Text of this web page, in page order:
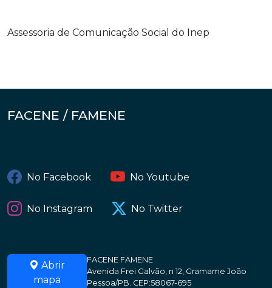
Assessoria de Comunicação Social do Inep
FACENE / FAMENE
No Facebook No Youtube
No Instagram No Twitter
Abrir
mapa
FACENE FAMENE
Avenida Frei Galvão, n 12, Gramame João
Pessoa/PB. CEP:58067-695